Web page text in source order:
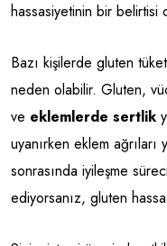
hassasiyetinin bir belirtisi
Bazı kişilerde gluten
neden olabilir. Gluten,
ve eklemlerde sertlik
uyanırken eklem
sonrasında iyileşme
ediyorsanız, gluten